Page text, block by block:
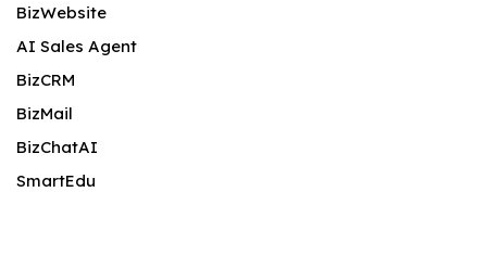
BizWebsite
AI Sales Agent
BizCRM
BizMail
BizChatAI
SmartEdu